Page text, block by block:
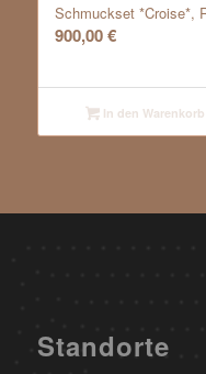
Schmuckset *Croise*,
900,00€
In den Warenkorb
Standorte